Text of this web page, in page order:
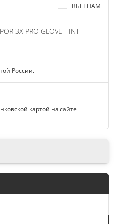
ВЬЕТНАМ
3X PRO GLOVE - INT
России.
картой на сайте